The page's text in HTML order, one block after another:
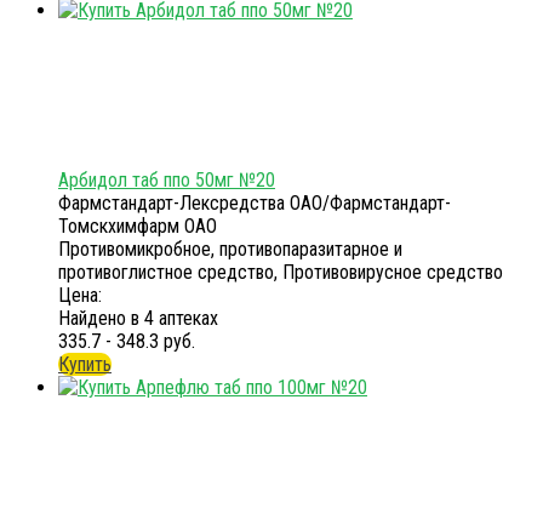
Арбидол таб ппо 50мг №20
Фармстандарт-Лексредства ОАО/Фармстандарт-
Томскхимфарм ОАО
Противомикробное, противопаразитарное и
противоглистное средство, Противовирусное средство
Цена:
Найдено в 4 аптеках
335.7 - 348.3 руб.
Купить